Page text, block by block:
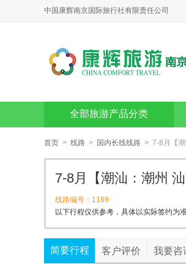
中国康辉南京国际旅行社有限责任公司
全部旅游产品分类
首页 > 线路 > 国内长线线路 > 7-8月【潮
7-8月【潮汕：潮州
线路编号：1189
以下行程仅供参考，具体以实际签约为
简要行程 客户评价 我要咨